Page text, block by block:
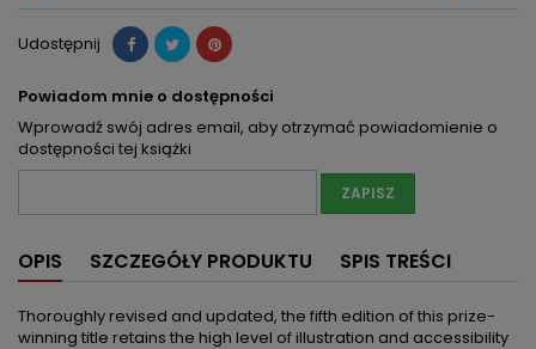
Udostępnij
Powiadom mnie o dostępności
Wprowadź swój adres email, aby otrzymać powiadomienie o
dostępności tej książki
ZAPISZ
OPIS SZCZEGÓŁY PRODUKTU SPIS TREŚCI
Thoroughly revised and updated, the fifth edition of this prize-
winning title retains the high level of illustration and accessibility